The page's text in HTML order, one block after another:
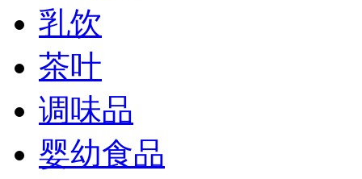
乳饮
茶叶
调味品
婴幼食品